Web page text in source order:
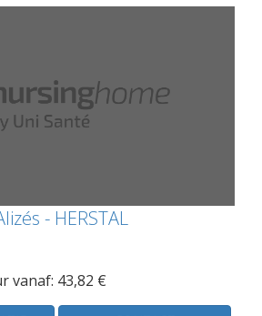
- HERSTAL
vanaf: 43,82 €